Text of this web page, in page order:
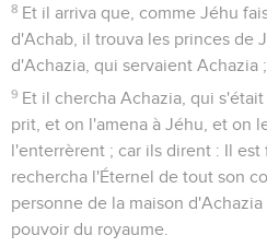
8 Et il arriva que, comme Jéhu
d'Achab, il trouva les princes de
d'Achazia, qui servaient Achazia
9 Et il chercha Achazia, qui
prit, et on l'amena à Jéhu, et on
l'enterrèrent ; car ils dirent : Il est
rechercha l'Éternel de tout son
personne de la maison
pouvoir du royaume.